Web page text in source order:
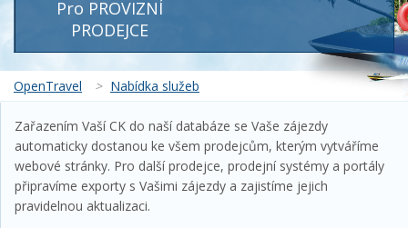
Pro PROVIZNÍ
PRODEJCE
OpenTravel > Nabídka služeb
Zařazením Vaší CK do naší databáze se Vaše zájezdy
automaticky dostanou ke všem prodejcům, kterým vytváříme
webové stránky. Pro další prodejce, prodejní systémy a portály
připravíme exporty s Vašimi zájezdy a zajistíme jejich
pravidelnou aktualizaci.